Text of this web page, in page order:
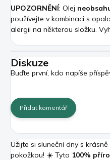
UPOZORNĚNÍ: Olej
používejte v kombinaci s
alergii na některou složku.
Diskuze
Buďte první, kdo napíše
Přidat komentář
Užijte si sluneční dny s
pokožkou! ☀️ Tyto 100%